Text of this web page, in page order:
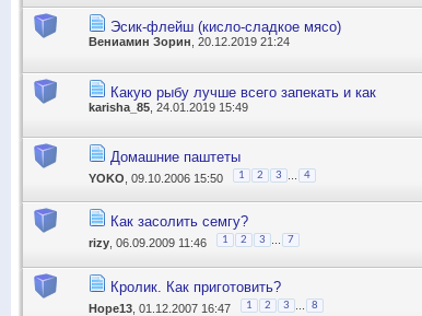
Эсик-флейш (кисло-сладкое мясо)
Вениамин Зорин , 20.12.2019 21:24
Какую рыбу лучше всего запекать и как
karisha_85 , 24.01.2019 15:49
Домашние паштеты
YOKO , 09.10.2006 15:50 1 2 3 4
Как засолить семгу?
rizy , 06.09.2009 11:46 1 2 3 7
Кролик. Как приготовить?
Hope13 , 01.12.2007 16:47 1 2 3 8